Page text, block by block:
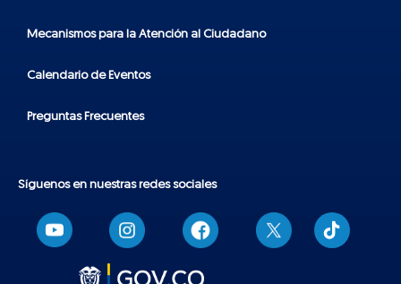
Mecanismos para la Atención al Ciudadano
Calendario de Eventos
Preguntas Frecuentes
Síguenos en nuestras redes sociales
T
i
k